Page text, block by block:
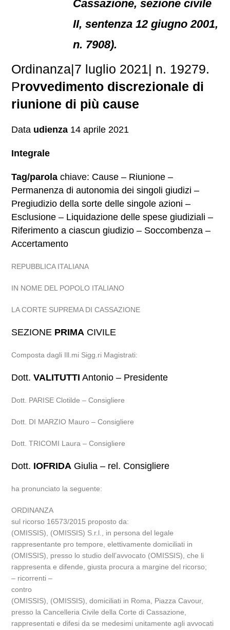
Cassazione, sezione civile
II, sentenza 12 giugno 2001,
n. 7908).
Ordinanza|7 luglio 2021| n. 19279.
Provvedimento discrezionale di
riunione di più cause
Data udienza 14 aprile 2021
Integrale
Tag/parola chiave: Cause – Riunione –
Permanenza di autonomia dei singoli giudizi –
Pregiudizio della sorte delle singole azioni –
Esclusione – Liquidazione delle spese giudiziali –
Riferimento a ciascun giudizio – Soccombenza –
Accertamento
REPUBBLICA ITALIANA
IN NOME DEL POPOLO ITALIANO
LA CORTE SUPREMA DI CASSAZIONE
SEZIONE PRIMA CIVILE
Composta dagli Ill.mi Sigg.ri Magistrati:
Dott.VALITUTTI Antonio – Presidente
Dott. PARISE Clotilde – Consigliere
Dott. DI MARZIO Mauro – Consigliere
Dott. TRICOMI Laura – Consigliere
Dott. IOFRIDA Giulia – rel. Consigliere
ha pronunciato la seguente:
ORDINANZA
sul ricorso 16573/2015 proposto da:
(OMISSIS), (OMISSIS) S.r.l., in persona del legale
rappresentante pro tempore, elettivamente domiciliati in
(OMISSIS), presso lo studio dell’avvocato (OMISSIS), che li
rappresenta e difende, giusta procura a margine del ricorso;
– ricorrenti –
contro
(OMISSIS), (OMISSIS), domiciliati in Roma, Piazza Cavour,
presso la Cancelleria Civile della Corte di Cassazione,
rappresentati e difesi da se medesimi unitamente agli avvocati